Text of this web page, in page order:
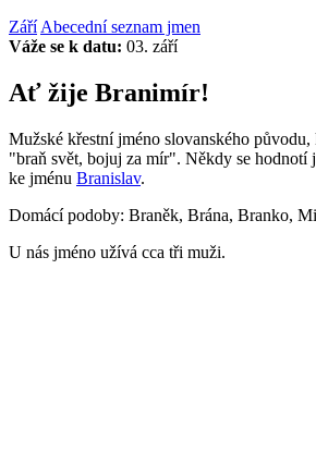
Září Abecední seznam jmen
Váže se k datu: 03. září
Ať žije Branimír!
Mužské křestní jméno slovanského
"braň svět, bojuj za mír". Někdy se hodnotí
ke jménu Branislav.
Domácí podoby: Braněk, Brána, Branko,
U nás jméno užívá cca tři muži.